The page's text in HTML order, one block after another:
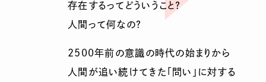
存在するってどういうこと？
人間って何なの？
2500年前の意識の時代の始まりから
人間が追い続けてきた「問い」に対する